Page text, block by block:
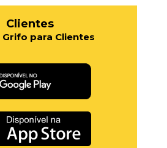
Clientes
Grifo para Clientes